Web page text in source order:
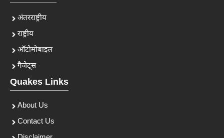
अंतरराष्ट्रीय
राष्ट्रीय
ऑटोमोबाइल
गैजेट्स
Quakes Links
About Us
Contact Us